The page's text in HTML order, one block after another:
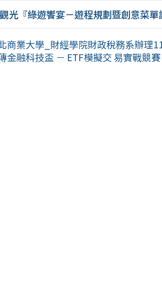
光『綠遊饗宴－遊程規劃暨創意菜
商業大學_財經學院財政稅務系辦理
金融科技盃 － ETF模擬交 易實戰競賽